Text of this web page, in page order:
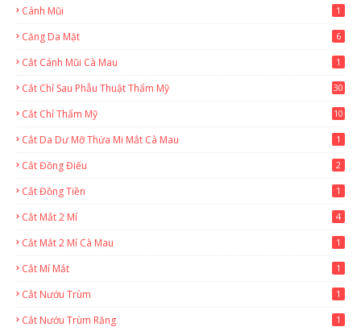
Cánh Mũi 1
Căng Da Mặt 6
Cắt Cánh Mũi Cà Mau 1
Cắt Chỉ Sau Phẫu Thuật Thẩm Mỹ 30
Cắt Chỉ Thẩm Mỹ 10
Cắt Da Dư Mỡ Thừa Mi Mắt Cà Mau 1
Cắt Đồng Điếu 2
Cắt Đồng Tiền 1
Cắt Mắt 2 Mí 4
Cắt Mắt 2 Mí Cà Mau 1
Cắt Mí Mắt 1
Cắt Nướu Trùm 1
Cắt Nướu Trùm Răng 1